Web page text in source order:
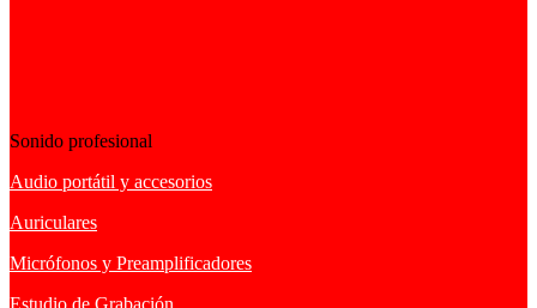
Sonido profesional
Audio portátil y accesorios
Auriculares
Micrófonos y Preamplificadores
Estudio de Grabación